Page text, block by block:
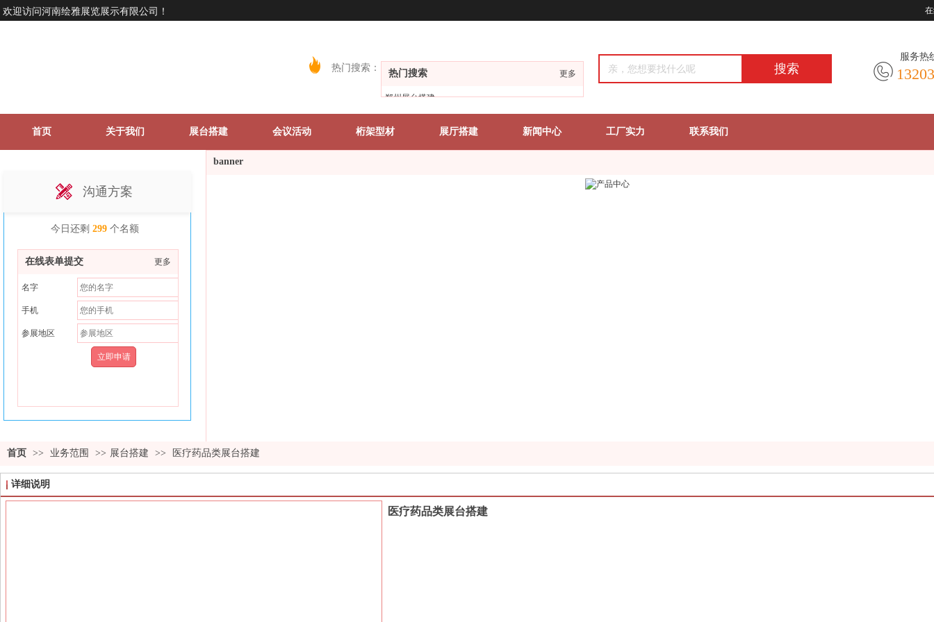
热门搜索 更多
郑州展台搭建
郑州展台设计
郑州展会搭建
热门搜索： 搜索
服务热
欢迎访问河南绘雅展览展示有限公司 ！
首页 关于我们 展台搭建 会议活动 桁架型材 展厅搭建 新闻中心 工厂实力 联系我们
在线表单提交 更多
名字
手机
参展地区
banner
沟通方案
今日还剩 299 个名额
首页 >> 业务范围 >> 展台搭建 >> 医疗药品类展台搭建
详细说明
医疗药品类展台搭建